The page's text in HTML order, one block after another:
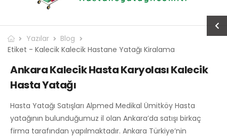
Yazılar
Blog
Etiket - Kalecik Kalecik Hastane Yatağı Kiralama
Ankara Kalecik Hasta Karyolası Kalecik
Hasta Yatağı
Hasta Yatağı Satışları Alpmed Medikal Ümitköy Hasta
yatağının bulunduğumuz il olan Ankara’da satışı birkaç
firma tarafından yapılmaktadır. Ankara Türkiye’nin